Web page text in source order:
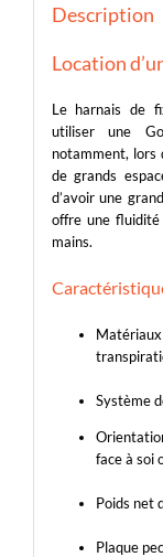
Description
Location
Le harnais de
utiliser une
notamment, lors
de grands
d’avoir une
offre une
mains.
Système
face à soi
Poids net
Plaque